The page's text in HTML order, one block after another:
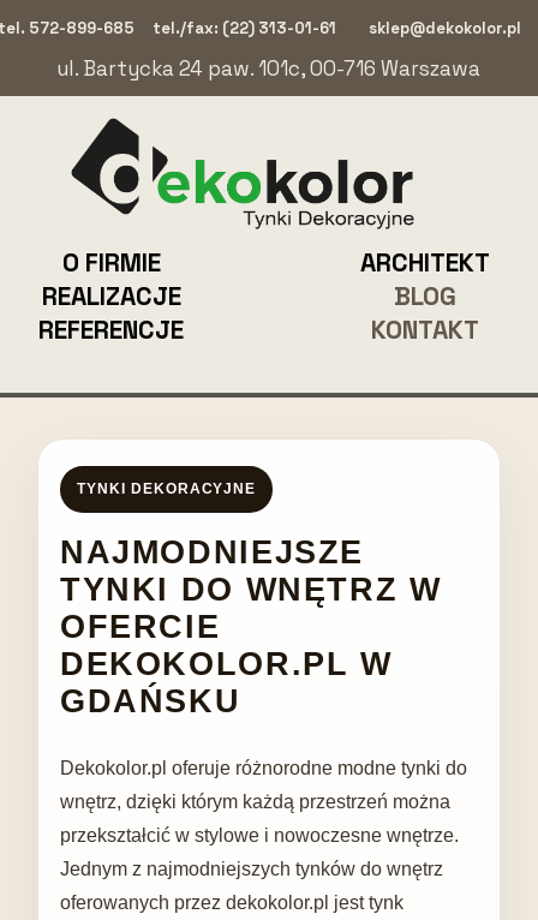
KONTAKT
BLOG
REALIZACJE
ARCHITEKT
REFERENCJE
O FIRMIE
ul. Bartycka 24 paw. 101c, 00-716 Warszawa
sklep@dekokolor.pl
tel./fax: (22) 313-01-61
572-899-685
TYNKI DEKORACYJNE
NAJMODNIEJSZE
TYNKI DO WNĘTRZ W
OFERCIE
DEKOKOLOR.PL W
GDAŃSKU
Dekokolor.pl oferuje różnorodne modne tynki do
wnętrz, dzięki którym każdą przestrzeń można
przekształcić w stylowe i nowoczesne wnętrze.
Jednym z najmodniejszych tynków do wnętrz
oferowanych przez dekokolor.pl jest tynk